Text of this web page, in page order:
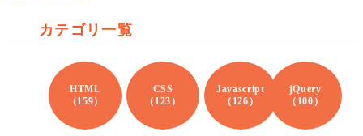
カテゴリ一覧
HTML
（159）
CSS
（123）
Javascript
（126）
jQuery
（100）